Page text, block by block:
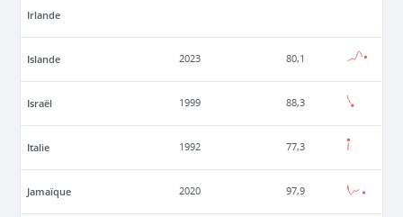
Irlande
Islande 2023 80,1
Israël 1999 88,3
Italie 1992 77,3
Jamaïque 2020 97,9